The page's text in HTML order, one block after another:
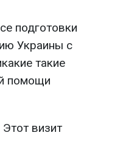
подготовки
Украины с
такие
помощи
визит